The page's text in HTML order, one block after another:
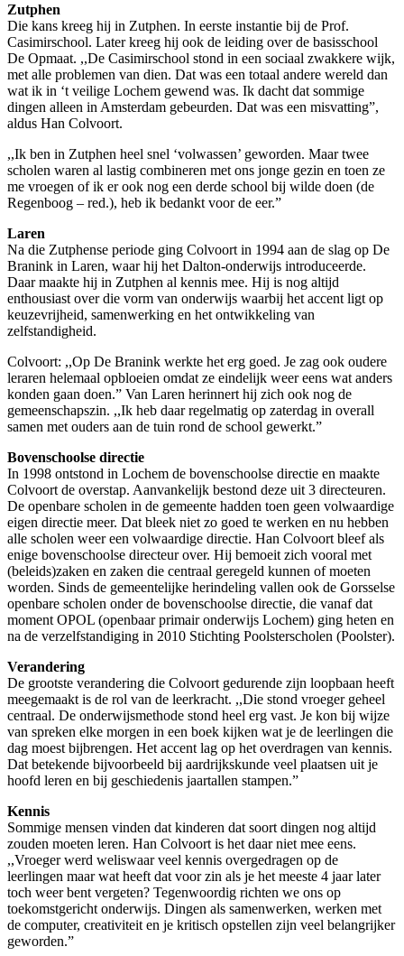
Zutphen
Die kans kreeg hij in Zutphen. In eerste instantie bij de Prof.
Casimirschool. Later kreeg hij ook de leiding over de basisschool
De Opmaat. ,,De Casimirschool stond in een sociaal zwakkere wijk,
met alle problemen van dien. Dat was een totaal andere wereld dan
wat ik in ‘t veilige Lochem gewend was. Ik dacht dat sommige
dingen alleen in Amsterdam gebeurden. Dat was een misvatting”,
aldus Han Colvoort.
,,Ik ben in Zutphen heel snel ‘volwassen’ geworden. Maar twee
scholen waren al lastig combineren met ons jonge gezin en toen ze
me vroegen of ik er ook nog een derde school bij wilde doen (de
Regenboog – red.), heb ik bedankt voor de eer.”
Laren
Na die Zutphense periode ging Colvoort in 1994 aan de slag op De
Branink in Laren, waar hij het Dalton-onderwijs introduceerde.
Daar maakte hij in Zutphen al kennis mee. Hij is nog altijd
enthousiast over die vorm van onderwijs waarbij het accent ligt op
keuzevrijheid, samenwerking en het ontwikkeling van
zelfstandigheid.
Colvoort: ,,Op De Branink werkte het erg goed. Je zag ook oudere
leraren helemaal opbloeien omdat ze eindelijk weer eens wat anders
konden gaan doen.” Van Laren herinnert hij zich ook nog de
gemeenschapszin. ,,Ik heb daar regelmatig op zaterdag in overall
samen met ouders aan de tuin rond de school gewerkt.”
Bovenschoolse directie
In 1998 ontstond in Lochem de bovenschoolse directie en maakte
Colvoort de overstap. Aanvankelijk bestond deze uit 3 directeuren.
De openbare scholen in de gemeente hadden toen geen volwaardige
eigen directie meer. Dat bleek niet zo goed te werken en nu hebben
alle scholen weer een volwaardige directie. Han Colvoort bleef als
enige bovenschoolse directeur over. Hij bemoeit zich vooral met
(beleids)zaken en zaken die centraal geregeld kunnen of moeten
worden. Sinds de gemeentelijke herindeling vallen ook de Gorsselse
openbare scholen onder de bovenschoolse directie, die vanaf dat
moment OPOL (openbaar primair onderwijs Lochem) ging heten en
na de verzelfstandiging in 2010 Stichting Poolsterscholen (Poolster).
Verandering
De grootste verandering die Colvoort gedurende zijn loopbaan heeft
meegemaakt is de rol van de leerkracht. ,,Die stond vroeger geheel
centraal. De onderwijsmethode stond heel erg vast. Je kon bij wijze
van spreken elke morgen in een boek kijken wat je de leerlingen die
dag moest bijbrengen. Het accent lag op het overdragen van kennis.
Dat betekende bijvoorbeeld bij aardrijkskunde veel plaatsen uit je
hoofd leren en bij geschiedenis jaartallen stampen.”
Kennis
Sommige mensen vinden dat kinderen dat soort dingen nog altijd
zouden moeten leren. Han Colvoort is het daar niet mee eens.
,,Vroeger werd weliswaar veel kennis overgedragen op de
leerlingen maar wat heeft dat voor zin als je het meeste 4 jaar later
toch weer bent vergeten? Tegenwoordig richten we ons op
toekomstgericht onderwijs. Dingen als samenwerken, werken met
de computer, creativiteit en je kritisch opstellen zijn veel belangrijker
geworden.”